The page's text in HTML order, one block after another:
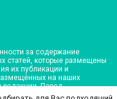
за содержание
статей, которые размещены
их публикации и
на наших
редакции. Перед
рекомендуется